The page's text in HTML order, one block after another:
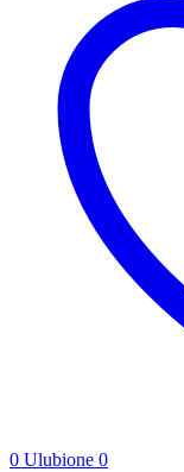
0 Ulubione 0